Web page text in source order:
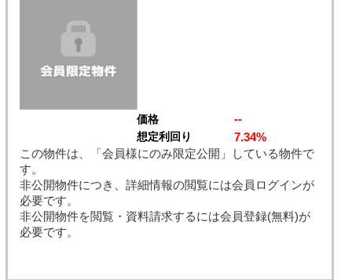
価格 --
想定利回り
7.34%
この物件は、「会員様にのみ限定公開」している物件で
す。
非公開物件につき、詳細情報の閲覧には会員ログインが
必要です。
非公開物件を閲覧・資料請求するには会員登録(無料)が
必要です。